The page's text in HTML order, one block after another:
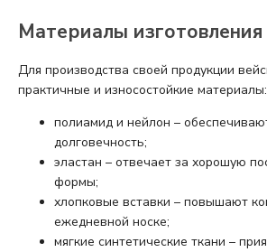
Материалы изготовления
Для производства своей продукции
практичные и износостойкие материалы:
полиамид и нейлон –
долговечность;
эластан – отвечает за хорошую
формы;
хлопковые вставки – повышают
ежедневной носке;
мягкие синтетические ткани –